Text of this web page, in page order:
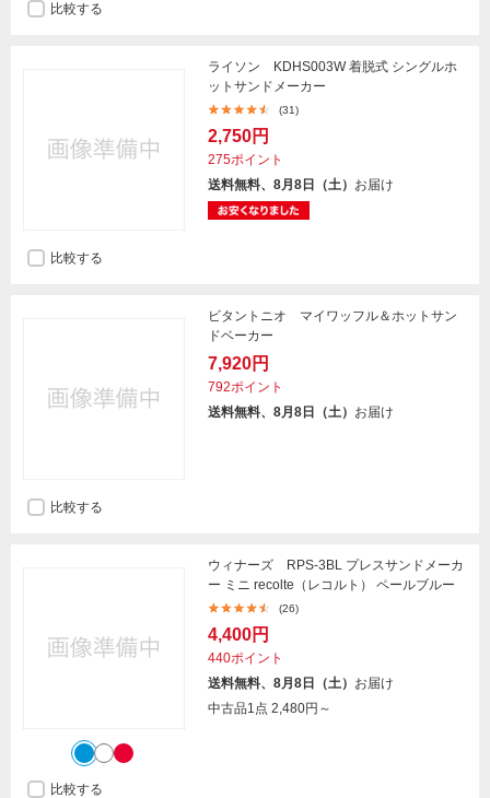
比較する
ライソン KDHS003W 着脱式 シングルホ
ットサンドメーカー
(31)
2,750円
275ポイント
送料無料、8月8日（土） お届け
比較する
ビタントニオ マイワッフル＆ホットサン
ドベーカー
7,920円
792ポイント
送料無料、8月8日（土） お届け
比較する
ウィナーズ RPS-3BL プレスサンドメーカ
ー ミニ recolte（レコルト） ペールブルー
(26)
4,400円
440ポイント
送料無料、8月8日（土） お届け
中古品1点 2,480円～
比較する